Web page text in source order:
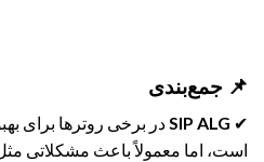
📌 جمع‌بندی
✔
SIP ALG
است، اما معمولاً باعث مشکلاتی